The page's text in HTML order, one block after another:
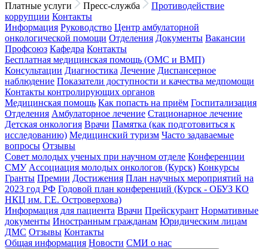
Платные услуги
Пресс-служба
Противодействие
коррупции Контакты
Информация Руководство Центр амбулаторной
онкологической помощи Отделения Документы Вакансии
Профсоюз Кафедра Контакты
Бесплатная медицинская помощь (ОМС и ВМП)
Консультации Диагностика Лечение Диспансерное
наблюдение Показатели доступности и качества медпомощи
Контакты контролирующих органов
Медицинская помощь Как попасть на приём Госпитализация
Отделения Амбулаторное лечение Стационарное лечение
Детская онкология Врачи Памятка (как подготовиться к
исследованию) Медицинский туризм Часто задаваемые
вопросы Отзывы
Совет молодых ученых при научном отделе Конференции
СМУ Ассоциация молодых онкологов (Курск) Конкурсы
Гранты Премии Достижения План научных мероприятий на
2023 год РФ Годовой план конференций (Курск - ОБУЗ КО
НКЦ им. Г.Е. Островерхова)
Информация для пациента Врачи Прейскурант Нормативные
документы Иностранным гражданам Юридическим лицам
ДМС Отзывы Контакты
Общая информация Новости СМИ о нас